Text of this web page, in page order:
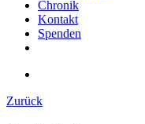
Chronik
Kontakt
Spenden
Zurück